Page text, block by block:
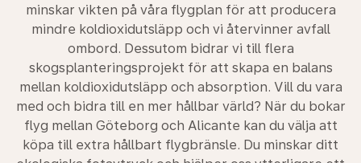
minskar vikten på våra flygplan för att producera
mindre koldioxidutsläpp och vi återvinner avfall
ombord. Dessutom bidrar vi till flera
skogsplanteringsprojekt för att skapa en balans
mellan koldioxidutsläpp och absorption. Vill du vara
med och bidra till en mer hållbar värld? När du bokar
flyg mellan Göteborg och Alicante kan du välja att
köpa till extra hållbart flygbränsle. Du minskar ditt